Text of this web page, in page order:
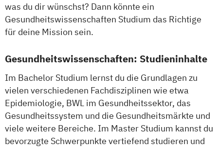
was du dir wünschst? Dann könnte ein
Gesundheitswissenschaften Studium das Richtige
für deine Mission sein.
Gesundheitswissenschaften: Studieninhalte
Im Bachelor Studium lernst du die Grundlagen zu
vielen verschiedenen Fachdisziplinen wie etwa
Epidemiologie, BWL im Gesundheitssektor, das
Gesundheitssystem und die Gesundheitsmärkte und
viele weitere Bereiche. Im Master Studium kannst du
bevorzugte Schwerpunkte vertiefend studieren und